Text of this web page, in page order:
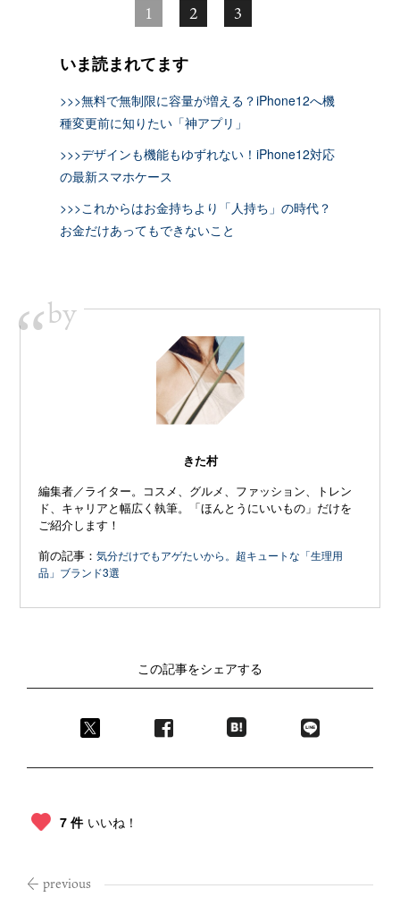
1 2 3
いま読まれてます
>>>無料で無制限に容量が増える？iPhone12へ機
種変更前に知りたい「神アプリ」
>>>デザインも機能もゆずれない！iPhone12対応
の最新スマホケース
>>>これからはお金持ちより「人持ち」の時代？
お金だけあってもできないこと
“by
きた村
編集者／ライター。コスメ、グルメ、ファッション、トレン
ド、キャリアと幅広く執筆。「ほんとうにいいもの」だけを
ご紹介します！
前の記事：気分だけでもアゲたいから。超キュートな「生理用
品」ブランド3選
この記事をシェアする
7 件 いいね！